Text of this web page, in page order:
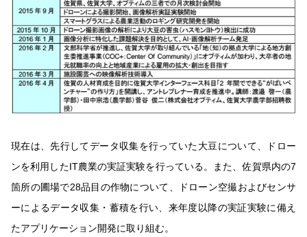
現在は、先行してデータ収集を行っていた大豆について、ドロー
ンを利用したIT農業の実証実験を行っている。また、佐賀県内の7
箇所の圃場で28品目の作物について、ドローン空撮およびセンサ
ーによるデータ収集・蓄積を行い、来年度以降の実証実験に備え
たアプリケーション開発に取り組む。